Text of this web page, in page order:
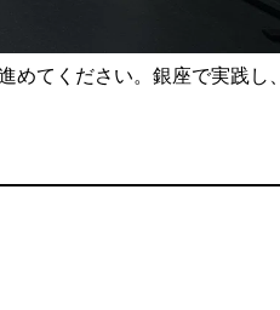
てください。銀座で実践し、